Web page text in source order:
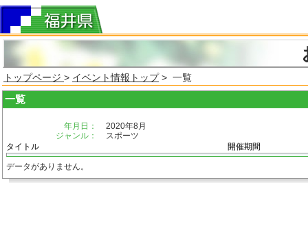
トップページ > イベント情報トップ> 一覧
一覧
年月日：
2020年8月
ジャンル：
スポーツ
タイトル
開催期間
データがありません。